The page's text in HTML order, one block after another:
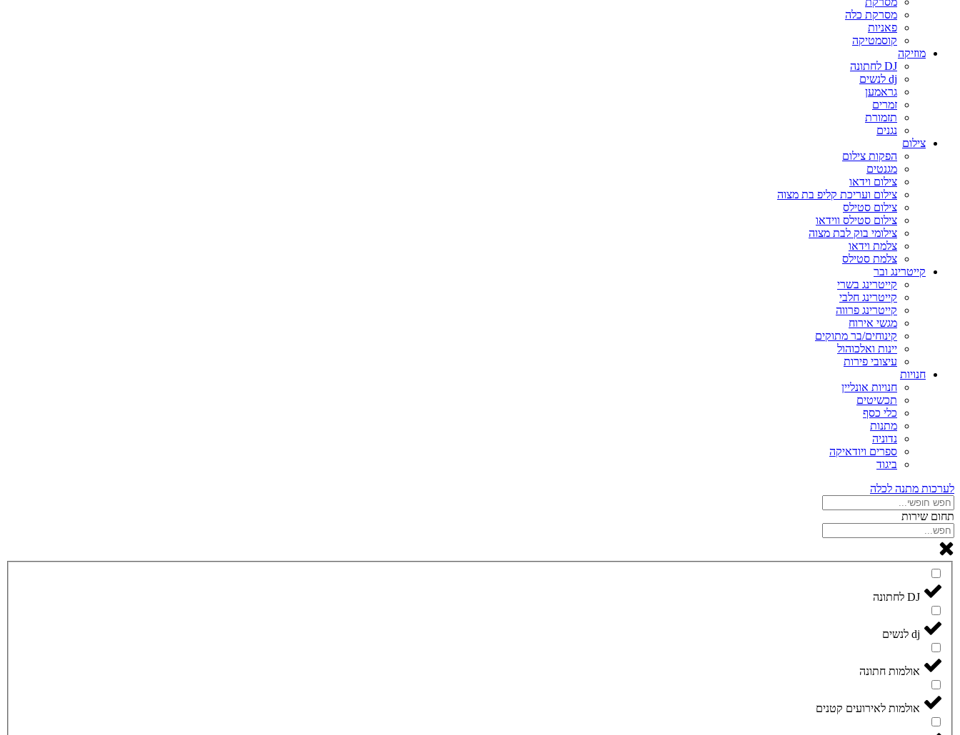
מסרקת כלה
פאניות
קוסמטיקה
מוזיקה
DJ לחתונה
dj לנשים
גראמען
זמרים
תזמורת
נגנים
צילום
הפקות צילום
מגנטים
צילום וידאו
צילום ועריכת קליפ בת מצוה
צילום סטילס
צילום סטילס ווידאו
צילומי בוק לבת מצוה
צלמת וידאו
צלמת סטילס
קייטרינג ובר
קייטרינג בשרי
קייטרינג חלבי
קייטרינג פרווה
מגשי אירוח
קינוחים/בר מתוקים
יינות ואלכוהול
עיצובי פירות
חנויות
חנויות אונליין
תכשיטים
כלי כסף
מתנות
נדוניה
ספרים ויודאיקה
ביגוד
לערכות מתנה לכלה
תחום שירות
DJ לחתונה
dj לנשים
אולמות חתונה
אולמות לאירועים קטנים